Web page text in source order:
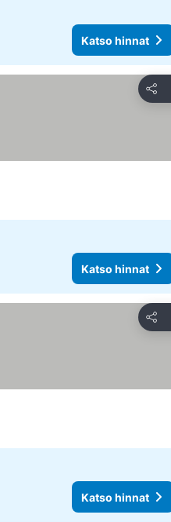
Katso hinnat
Jaa
Katso hinnat
Jaa
Katso hinnat